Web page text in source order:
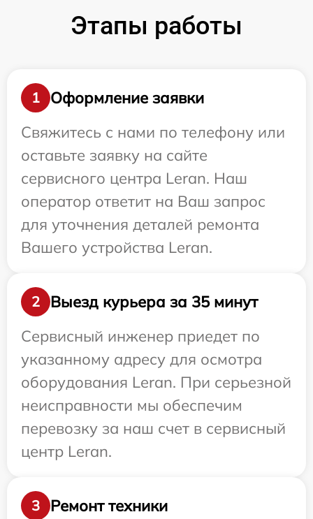
Этапы работы
1
Оформление заявки
Свяжитесь с нами по телефону или
оставьте заявку на сайте
сервисного центра Leran. Наш
оператор ответит на Ваш запрос
для уточнения деталей ремонта
Вашего устройства Leran.
2
Выезд курьера за 35 минут
Сервисный инженер приедет по
указанному адресу для осмотра
оборудования Leran. При серьезной
неисправности мы обеспечим
перевозку за наш счет в сервисный
центр Leran.
3 Ремонт техники